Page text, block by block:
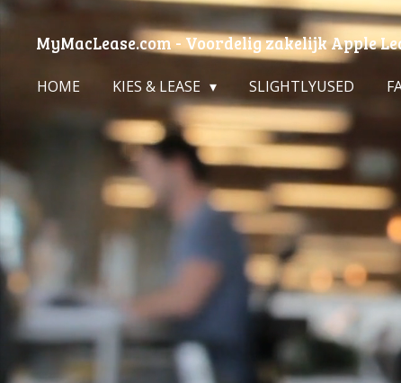
directMyMacLease.com - Voordelig zakelijk Apple
HOME KIES & LEASE SLIGHTLYUSED